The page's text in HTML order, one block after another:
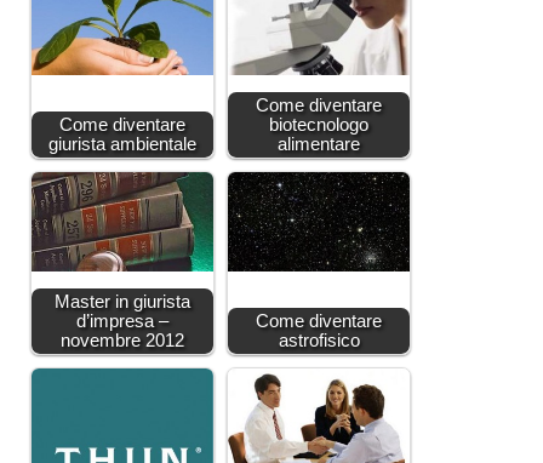
Come diventare
giurista ambientale
Come diventare
biotecnologo
alimentare
Master in giurista
d’impresa –
novembre 2012
Come diventare
astrofisico